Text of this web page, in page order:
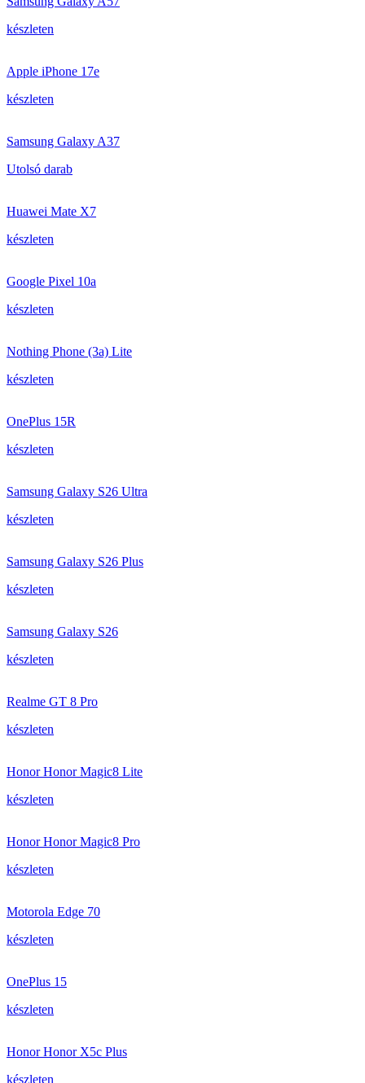
készleten
Apple iPhone 17e
készleten
Samsung Galaxy A37
Utolsó darab
Huawei Mate X7
készleten
Google Pixel 10a
készleten
Nothing Phone (3a) Lite
készleten
OnePlus 15R
készleten
Samsung Galaxy S26 Ultra
készleten
Samsung Galaxy S26 Plus
készleten
Samsung Galaxy S26
készleten
Realme GT 8 Pro
készleten
Honor Honor Magic8 Lite
készleten
Honor Honor Magic8 Pro
készleten
Motorola Edge 70
készleten
OnePlus 15
készleten
Honor Honor X5c Plus
készleten